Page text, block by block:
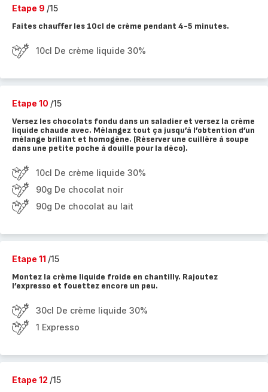
Etape 9 /15
Faites chauffer les 10cl de crème pendant 4-5 minutes.
10cl De crème liquide 30%
Etape 10 /15
Versez les chocolats fondu dans un saladier et versez la crème
liquide chaude avec. Mélangez tout ça jusqu’à l’obtention d’un
mélange brillant et homogène. (Réserver une cuillère à soupe
dans une petite poche à douille pour la déco).
10cl De crème liquide 30%
90g De chocolat noir
90g De chocolat au lait
Etape 11 /15
Montez la crème liquide froide en chantilly. Rajoutez
l’expresso et fouettez encore un peu.
30cl De crème liquide 30%
1 Expresso
Etape 12 /15